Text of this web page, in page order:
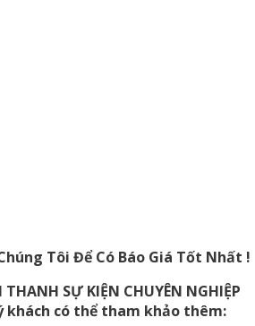
Tôi Để Có Báo Giá Tốt Nhất !
THANH SỰ KIỆN CHUYÊN NGHIỆP
khách có thể tham khảo thêm: